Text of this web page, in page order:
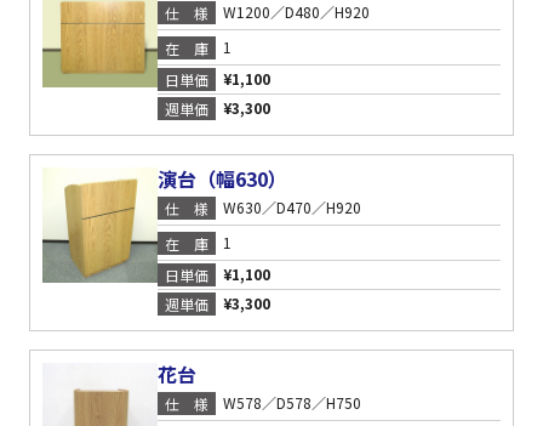
仕様
W1200／D480／H920
在庫
1
日単価
¥1,100
週単価
¥3,300
演台（幅630）
仕様
W630／D470／H920
在庫
1
日単価
¥1,100
週単価
¥3,300
花台
仕様
W578／D578／H750